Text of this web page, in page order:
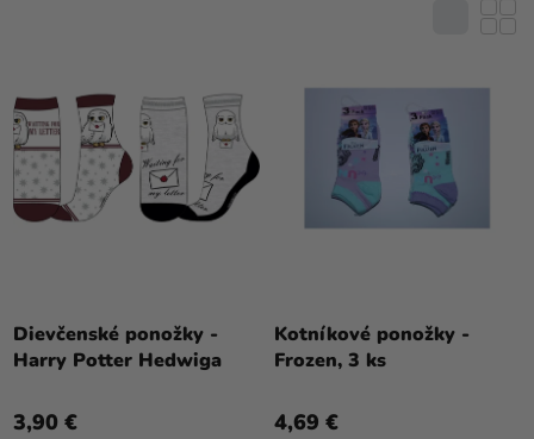
a merch
Sviatky
Kreatívne
potreby
Témy
I
E
P
R
O
T
O
U
K
T
O
V
Dievčenské ponožky -
Harry Potter Hedwiga
3,90 €
Kotníkové ponožky -
Frozen, 3 ks
4,69 €